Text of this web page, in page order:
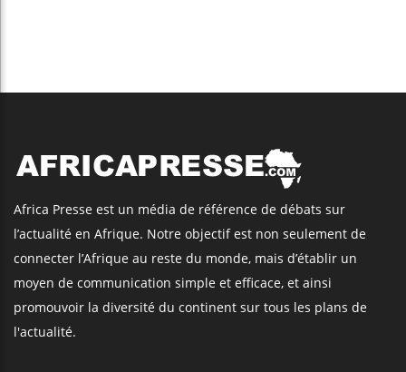
Africa Presse est un média de référence de débats sur
l’actualité en Afrique. Notre objectif est non seulement de
connecter l’Afrique au reste du monde, mais d’établir un
moyen de communication simple et efficace, et ainsi
promouvoir la diversité du continent sur tous les plans de
l'actualité.